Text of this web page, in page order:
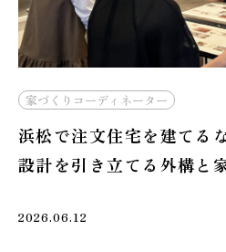
ーディネーター
文住宅を建てるなら｜建
き立てる外構と家具の選